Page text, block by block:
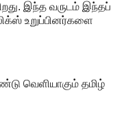
இந்த வருடம் இந்தப்
உறுப்பினர்களை
வெளியாகும் தமிழ்